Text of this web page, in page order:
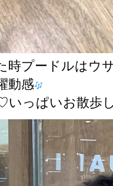
時プードルはウ
動感
っぱいお散歩